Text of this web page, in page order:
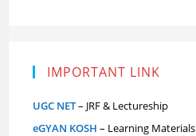
IMPORTANT LINK
UGC NET– JRF & Lectureship
eGYAN KOSH – Learning Materials